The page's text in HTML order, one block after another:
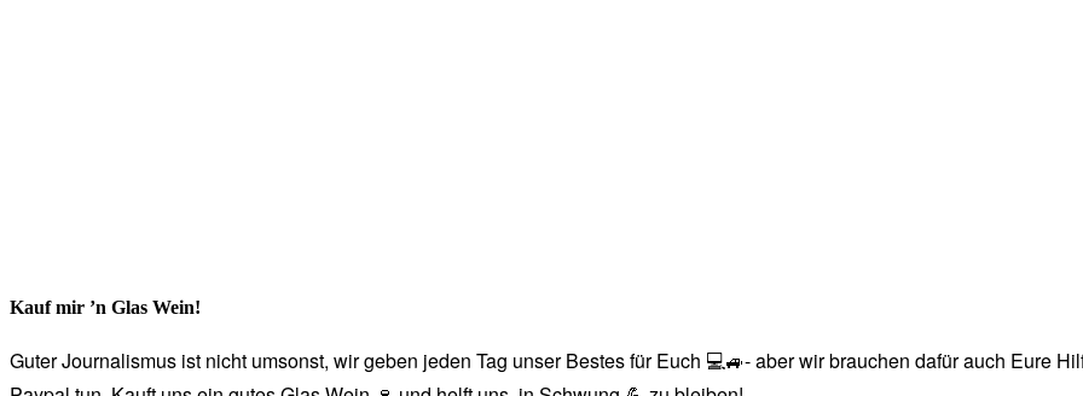
Kauf mir ’n Glas Wein!
Guter Journalismus ist nicht umsonst, wir geben jeden Tag unser Bestes für Euch 💻🚙- aber wir brauchen dafür auch Eure